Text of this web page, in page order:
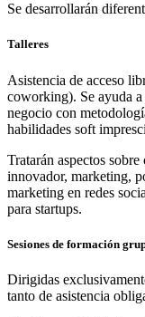
Se desarrollarán
Talleres
Asistencia de acceso
coworking). Se ayuda
negocio con
habilidades soft
Tratarán aspectos
innovador, marketing,
marketing en redes
para startups.
Sesiones de formación
Dirigidas
tanto de asistencia